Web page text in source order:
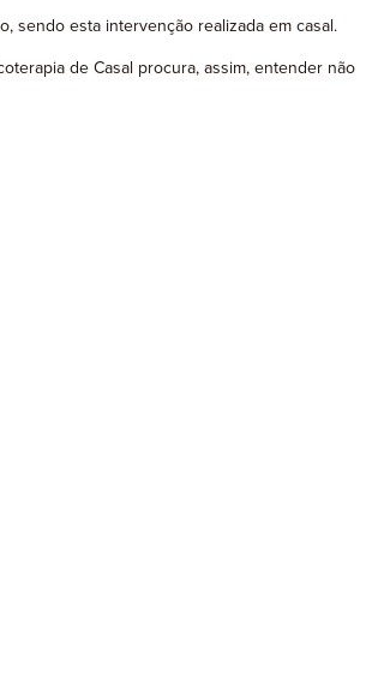
sendo esta intervenção realizada em casal.
de Casal procura, assim, entender não